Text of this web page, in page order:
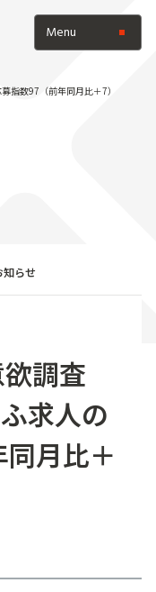
Menu
指数97（前年同月比＋7）
知らせ
欲調査
求人の
月比＋